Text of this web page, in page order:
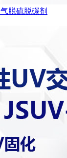
脱硫脱碳剂